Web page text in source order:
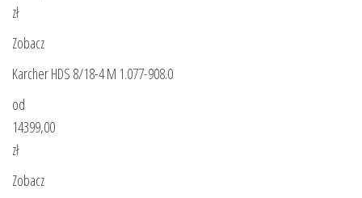
zł
Zobacz
Karcher HDS 8/18-4 M 1.077-908.0
od
14399,00
zł
Zobacz